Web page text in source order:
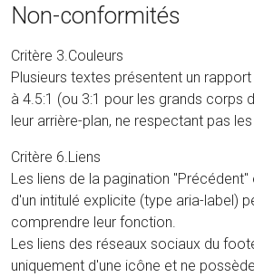
Non-conformités
Critère 3.Couleurs
Plusieurs textes présentent un
à 4.5:1 (ou 3:1 pour les grands corps
leur arrière-plan, ne respectant pas
Critère 6.Liens
Les liens de la pagination
d'un intitulé explicite (type aria-label)
comprendre leur fonction.
Les liens des réseaux sociaux du
uniquement d'une icône et ne